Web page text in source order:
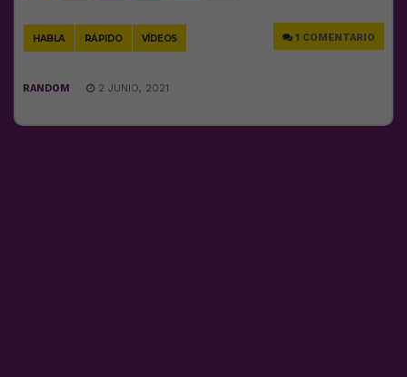
HABLA RÁPIDO VÍDEOS 1 COMENTARIO
RANDOM 2 JUNIO, 2021